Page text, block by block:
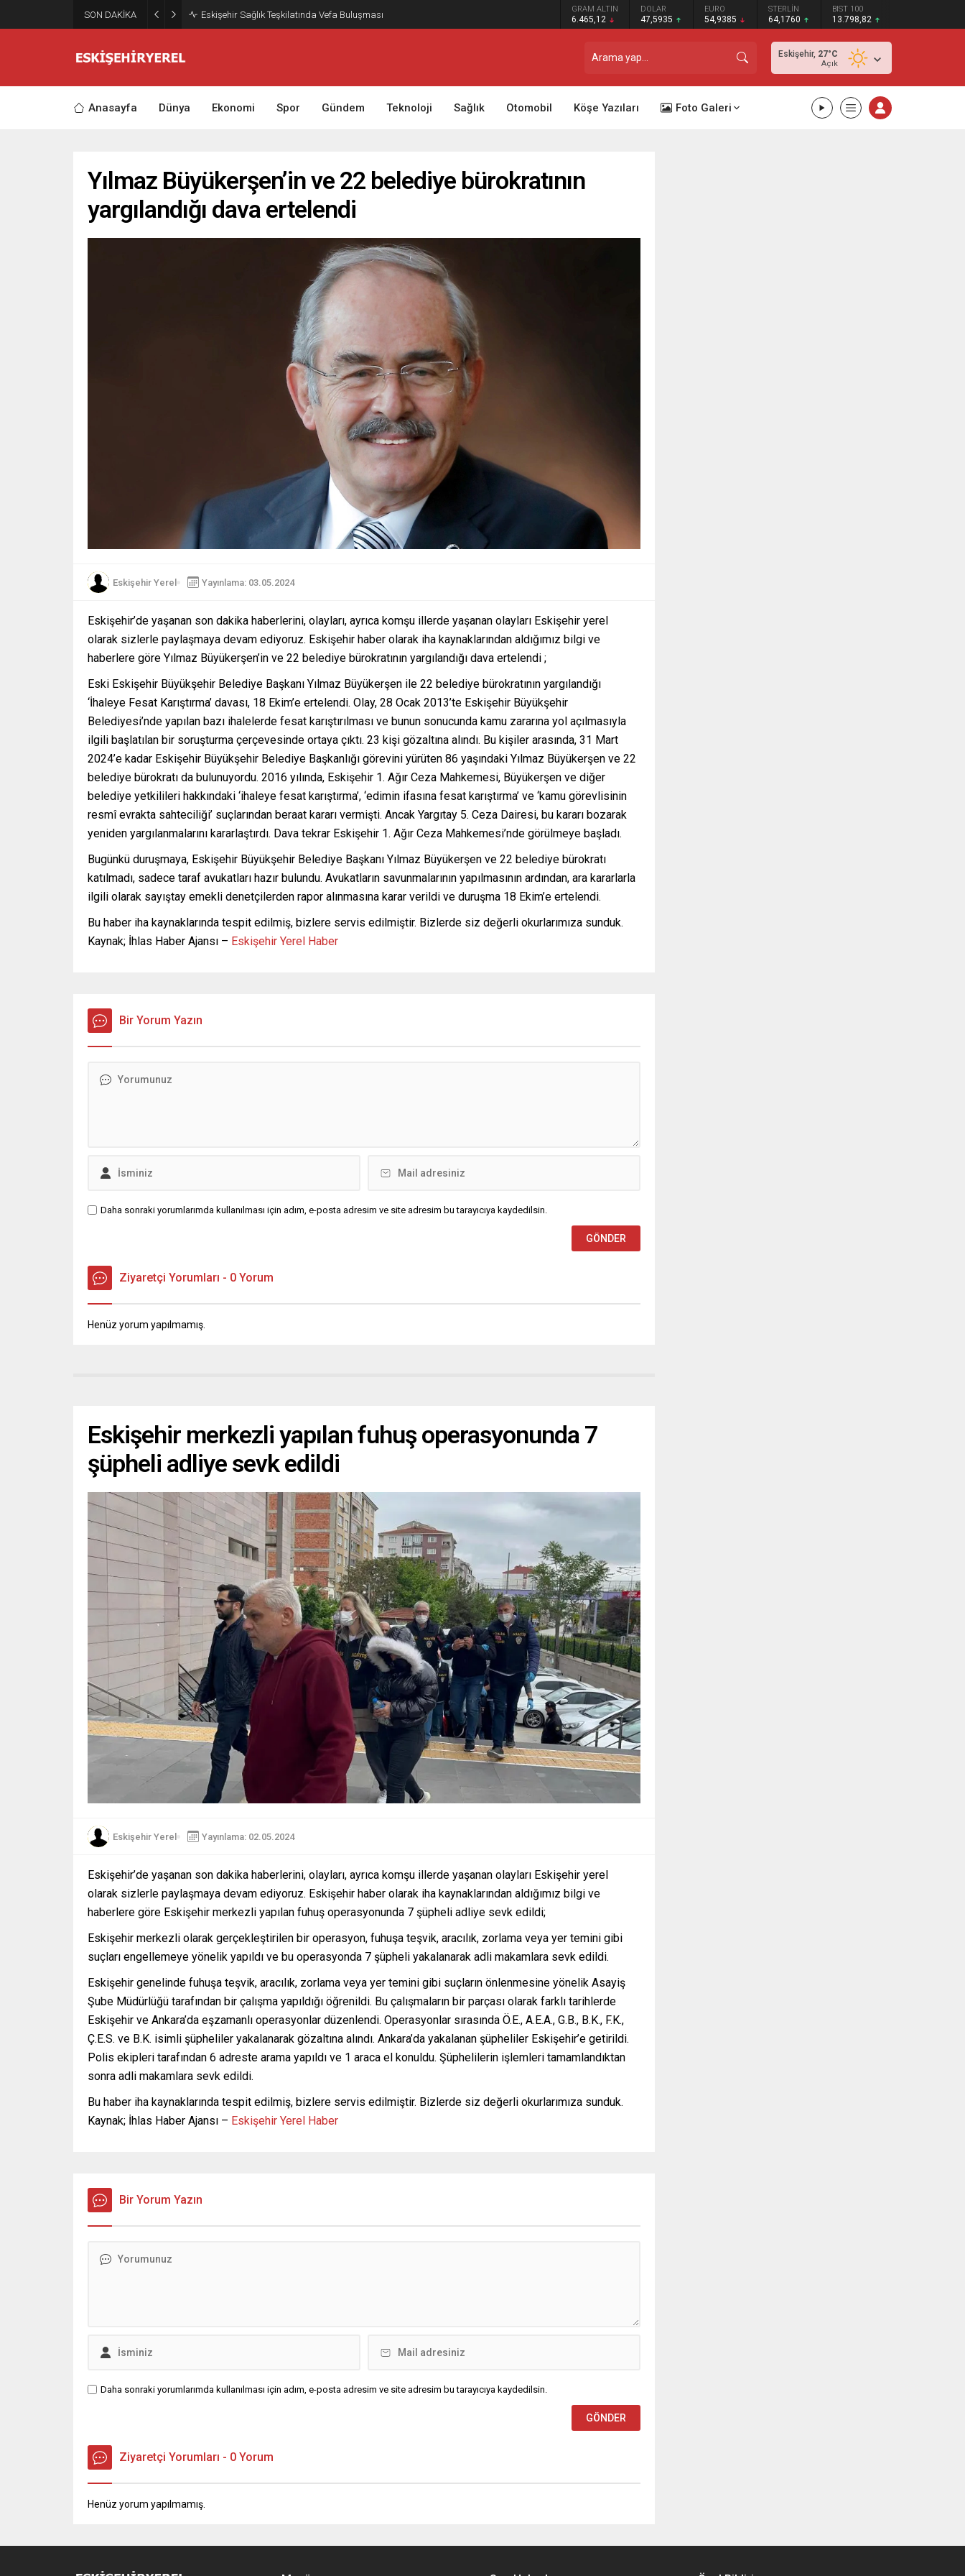
SON DAKİKA Eskişehir Sağlık Teşkilatında Vefa Buluşması GRAM ALTIN
6.465,12
DOLAR
47,5935
EURO
54,9385
STERLİN
64,1760
BIST 100
13.798,82
Eskişehir, 27°C
Açık
Anasayfa Dünya Ekonomi Spor Gündem Teknoloji Sağlık Otomobil Köşe Yazıları Foto Galeri
Yılmaz Büyükerşen’in ve 22 belediye bürokratının
yargılandığı dava ertelendi
Eskişehir Yerel Yayınlama: 03.05.2024
Eskişehir’de yaşanan son dakika haberlerini, olayları, ayrıca komşu illerde yaşanan olayları Eskişehir yerel
olarak sizlerle paylaşmaya devam ediyoruz. Eskişehir haber olarak iha kaynaklarından aldığımız bilgi ve
haberlere göre Yılmaz Büyükerşen’in ve 22 belediye bürokratının yargılandığı dava ertelendi ;
Eski Eskişehir Büyükşehir Belediye Başkanı Yılmaz Büyükerşen ile 22 belediye bürokratının yargılandığı
‘İhaleye Fesat Karıştırma’ davası, 18 Ekim’e ertelendi. Olay, 28 Ocak 2013’te Eskişehir Büyükşehir
Belediyesi’nde yapılan bazı ihalelerde fesat karıştırılması ve bunun sonucunda kamu zararına yol açılmasıyla
ilgili başlatılan bir soruşturma çerçevesinde ortaya çıktı. 23 kişi gözaltına alındı. Bu kişiler arasında, 31 Mart
2024’e kadar Eskişehir Büyükşehir Belediye Başkanlığı görevini yürüten 86 yaşındaki Yılmaz Büyükerşen ve 22
belediye bürokratı da bulunuyordu. 2016 yılında, Eskişehir 1. Ağır Ceza Mahkemesi, Büyükerşen ve diğer
belediye yetkilileri hakkındaki ‘ihaleye fesat karıştırma’, ‘edimin ifasına fesat karıştırma’ ve ‘kamu görevlisinin
resmî evrakta sahteciliği’ suçlarından beraat kararı vermişti. Ancak Yargıtay 5. Ceza Dairesi, bu kararı bozarak
yeniden yargılanmalarını kararlaştırdı. Dava tekrar Eskişehir 1. Ağır Ceza Mahkemesi’nde görülmeye başladı.
Bugünkü duruşmaya, Eskişehir Büyükşehir Belediye Başkanı Yılmaz Büyükerşen ve 22 belediye bürokratı
katılmadı, sadece taraf avukatları hazır bulundu. Avukatların savunmalarının yapılmasının ardından, ara kararlarla
ilgili olarak sayıştay emekli denetçilerden rapor alınmasına karar verildi ve duruşma 18 Ekim’e ertelendi.
Bu haber iha kaynaklarında tespit edilmiş, bizlere servis edilmiştir. Bizlerde siz değerli okurlarımıza sunduk.
Kaynak; İhlas Haber Ajansı – Eskişehir Yerel Haber
Bir Yorum Yazın
Daha sonraki yorumlarımda kullanılması için adım, e-posta adresim ve site adresim bu tarayıcıya kaydedilsin.
Ziyaretçi Yorumları - 0 Yorum
Henüz yorum yapılmamış.
Eskişehir merkezli yapılan fuhuş operasyonunda 7
şüpheli adliye sevk edildi
Eskişehir Yerel Yayınlama: 02.05.2024
Eskişehir’de yaşanan son dakika haberlerini, olayları, ayrıca komşu illerde yaşanan olayları Eskişehir yerel
olarak sizlerle paylaşmaya devam ediyoruz. Eskişehir haber olarak iha kaynaklarından aldığımız bilgi ve
haberlere göre Eskişehir merkezli yapılan fuhuş operasyonunda 7 şüpheli adliye sevk edildi;
Eskişehir merkezli olarak gerçekleştirilen bir operasyon, fuhuşa teşvik, aracılık, zorlama veya yer temini gibi
suçları engellemeye yönelik yapıldı ve bu operasyonda 7 şüpheli yakalanarak adli makamlara sevk edildi.
Eskişehir genelinde fuhuşa teşvik, aracılık, zorlama veya yer temini gibi suçların önlenmesine yönelik Asayiş
Şube Müdürlüğü tarafından bir çalışma yapıldığı öğrenildi. Bu çalışmaların bir parçası olarak farklı tarihlerde
Eskişehir ve Ankara’da eşzamanlı operasyonlar düzenlendi. Operasyonlar sırasında Ö.E., A.E.A., G.B., B.K., F.K.,
Ç.E.S. ve B.K. isimli şüpheliler yakalanarak gözaltına alındı. Ankara’da yakalanan şüpheliler Eskişehir’e getirildi.
Polis ekipleri tarafından 6 adreste arama yapıldı ve 1 araca el konuldu. Şüphelilerin işlemleri tamamlandıktan
sonra adli makamlara sevk edildi.
Bu haber iha kaynaklarında tespit edilmiş, bizlere servis edilmiştir. Bizlerde siz değerli okurlarımıza sunduk.
Kaynak; İhlas Haber Ajansı – Eskişehir Yerel Haber
Bir Yorum Yazın
Daha sonraki yorumlarımda kullanılması için adım, e-posta adresim ve site adresim bu tarayıcıya kaydedilsin.
Ziyaretçi Yorumları - 0 Yorum
Henüz yorum yapılmamış.